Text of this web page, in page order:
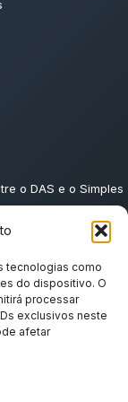
tecnologias como
do dispositivo. O
processar
exclusivos neste
afetar
o DAS e o Simples
enviar ao contador
de caixa da sua
e por que toda